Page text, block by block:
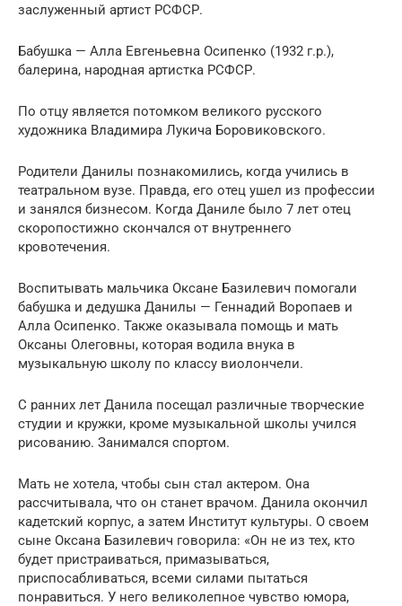
заслуженный артист РСФСР.
Бабушка — Алла Евгеньевна Осипенко (1932 г.р.),
балерина, народная артистка РСФСР.
По отцу является потомком великого русского
художника Владимира Лукича Боровиковского.
Родители Данилы познакомились, когда учились в
театральном вузе. Правда, его отец ушел из профессии
и занялся бизнесом. Когда Даниле было 7 лет отец
скоропостижно скончался от внутреннего
кровотечения.
Воспитывать мальчика Оксане Базилевич помогали
бабушка и дедушка Данилы — Геннадий Воропаев и
Алла Осипенко. Также оказывала помощь и мать
Оксаны Олеговны, которая водила внука в
музыкальную школу по классу виолончели.
С ранних лет Данила посещал различные творческие
студии и кружки, кроме музыкальной школы учился
рисованию. Занимался спортом.
Мать не хотела, чтобы сын стал актером. Она
рассчитывала, что он станет врачом. Данила окончил
кадетский корпус, а затем Институт культуры. О своем
сыне Оксана Базилевич говорила: «Он не из тех, кто
будет пристраиваться, примазываться,
приспосабливаться, всеми силами пытаться
понравиться. У него великолепное чувство юмора,